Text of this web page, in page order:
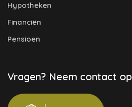
Hypotheken
Financiën
Pensioen
Vragen? Neem contact